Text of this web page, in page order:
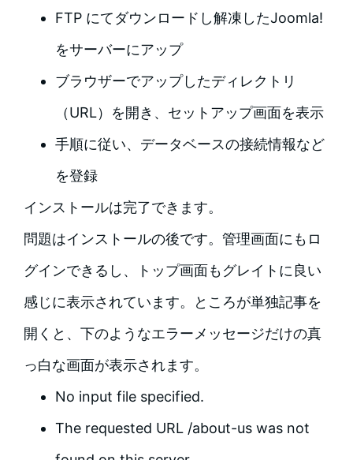
FTP にてダウンロードし解凍したJoomla!
をサーバーにアップ
ブラウザーでアップしたディレクトリ
（URL）を開き、セットアップ画面を表示
手順に従い、データベースの接続情報など
を登録
インストールは完了できます。
問題はインストールの後です。管理画面にもロ
グインできるし、トップ画面もグレイトに良い
感じに表示されています。ところが単独記事を
開くと、下のようなエラーメッセージだけの真
っ白な画面が表示されます。
No input file specified.
The requested URL /about-us was not